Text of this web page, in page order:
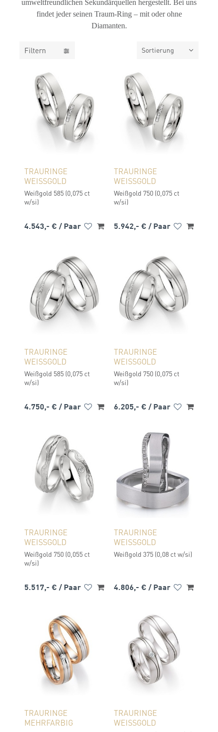
umweltfreundlichen Sekundärquellen hergestellt. Bei uns
findet jeder seinen Traum-Ring – mit oder ohne
Diamanten.
Filtern Sortierung
TRAURINGE
WEISSGOLD
Weißgold 585 (0,075 ct
w/si)
4.543,- € / Paar
TRAURINGE
WEISSGOLD
Weißgold 750 (0,075 ct
w/si)
5.942,- € / Paar
TRAURINGE
WEISSGOLD
Weißgold 585 (0,075 ct
w/si)
4.750,- € / Paar
TRAURINGE
WEISSGOLD
Weißgold 750 (0,075 ct
w/si)
6.205,- € / Paar
TRAURINGE
WEISSGOLD
Weißgold 750 (0,055 ct
w/si)
5.517,- € / Paar
TRAURINGE
WEISSGOLD
Weißgold 375 (0,08 ct w/si)
4.806,- € / Paar
TRAURINGE
MEHRFARBIG
TRAURINGE
WEISSGOLD